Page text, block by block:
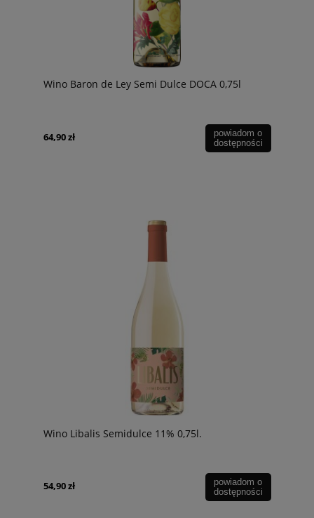
Wino Baron de Ley Semi Dulce DOCA 0,75l
64,90 zł
powiadom o
dostępności
Wino Libalis Semidulce 11% 0,75l.
54,90 zł
powiadom o
dostępności